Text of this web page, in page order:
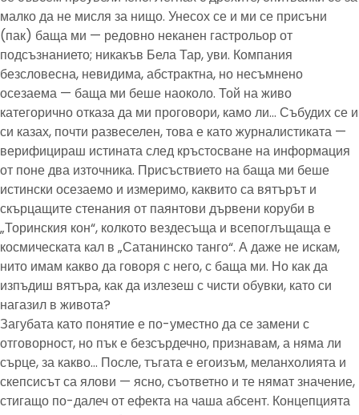
малко да не мисля за нищо. Унесох се и ми се присъни
(пак) баща ми — редовно неканен гастрольор от
подсъзнанието; никакъв Бела Тар, уви. Компания
безсловесна, невидима, абстрактна, но несъмнено
осезаема — баща ми беше наоколо. Той на живо
категорично отказа да ми проговори, камо ли… Събудих се и
си казах, почти развеселен, това е като журналистиката —
верифицираш истината след кръстосване на информация
от поне два източника. Присъствието на баща ми беше
истински осезаемо и измеримо, каквито са вятърът и
скърцащите стенания от паянтови дървени коруби в
„Торинския кон“, колкото вездесъща и всепоглъщаща е
космическата кал в „Сатанинско танго“. А даже не искам,
нито имам какво да говоря с него, с баща ми. Но как да
изпъдиш вятъра, как да излезеш с чисти обувки, като си
нагазил в живота?
Загубата като понятие е по-уместно да се замени с
отговорност, но пък е безсърдечно, признавам, а няма ли
сърце, за какво… После, тъгата е егоизъм, меланхолията и
скепсисът са ялови — ясно, съответно и те нямат значение,
стигащо по-далеч от ефекта на чаша абсент. Концепцията